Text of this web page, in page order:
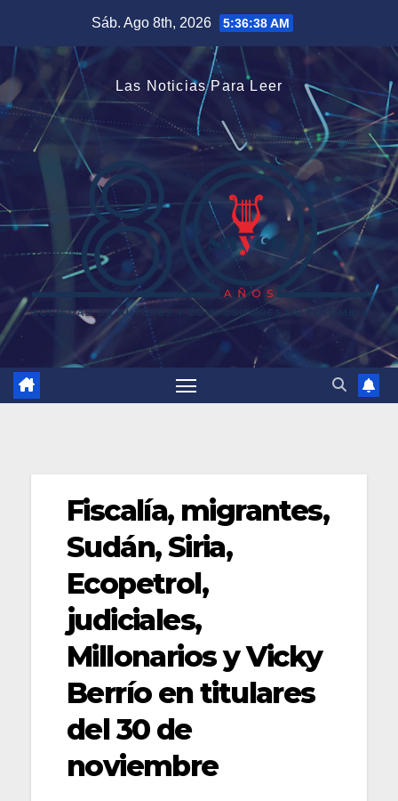
contenido
Sáb. Ago 8th, 2026 5:36:40 AM
Las Noticias Para Leer
Fiscalía, migrantes,
Sudán, Siria,
Ecopetrol,
judiciales,
Millonarios y Vicky
Berrío en titulares
del 30 de
noviembre